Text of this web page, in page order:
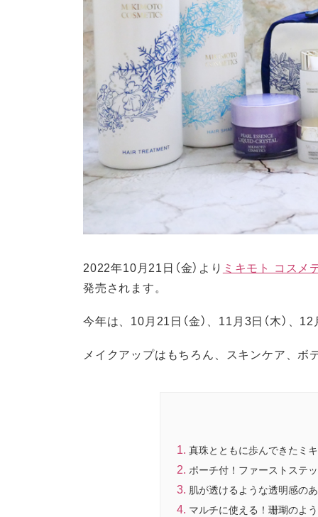
2022年10月21日（金）より ミキモト コスメ
発売されます。
今年は、10月21日（金）、11月3日（木）、
メイクアップはもちろん、スキンケア、
真珠とともに歩んできたミ
ポーチ付！ファーストステ
肌が透けるような透明感の
マルチに使える！珊瑚のよ